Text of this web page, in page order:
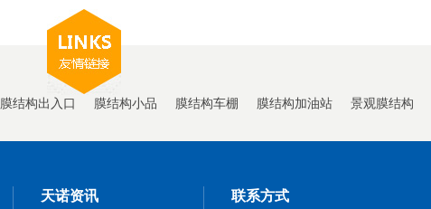
膜结构出入口 膜结构小品 膜结构车棚 膜结构加油站 景观膜结构
天诺资讯 联系方式